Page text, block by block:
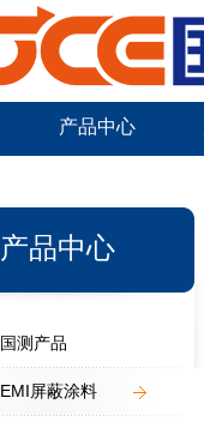
产品中心
产品中心
国测产品
EMI屏蔽涂料